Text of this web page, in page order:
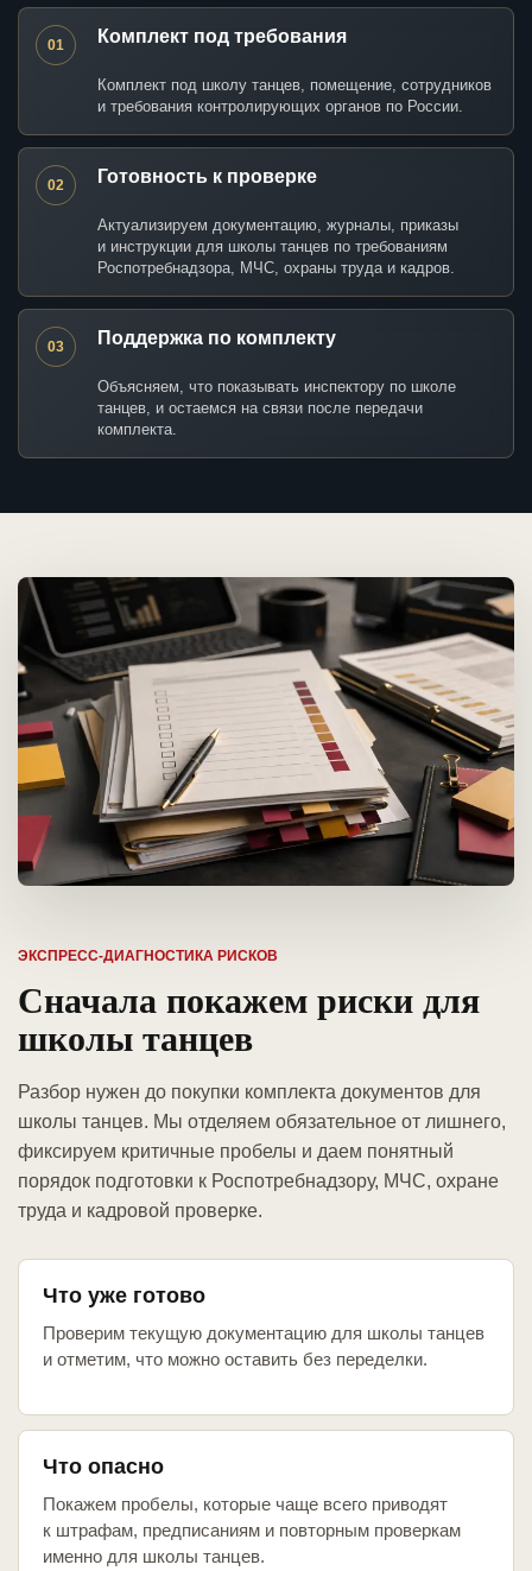
01 Комплект под требования
Комплект под школу танцев, помещение, сотрудников
и требования контролирующих органов по России.
02 Готовность к проверке
Актуализируем документацию, журналы, приказы
и инструкции для школы танцев по требованиям
Роспотребнадзора, МЧС, охраны труда и кадров.
03 Поддержка по комплекту
Объясняем, что показывать инспектору по школе
танцев, и остаемся на связи после передачи
комплекта.
ЭКСПРЕСС-ДИАГНОСТИКА РИСКОВ
Сначала покажем риски для
школы танцев
Разбор нужен до покупки комплекта документов для
школы танцев. Мы отделяем обязательное от лишнего,
фиксируем критичные пробелы и даем понятный
порядок подготовки к Роспотребнадзору, МЧС, охране
труда и кадровой проверке.
Что уже готово
Проверим текущую документацию для школы танцев
и отметим, что можно оставить без переделки.
Что опасно
Покажем пробелы, которые чаще всего приводят
к штрафам, предписаниям и повторным проверкам
именно для школы танцев.